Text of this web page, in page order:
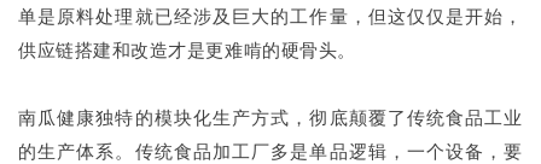
单是原料处理就已经涉及巨大的工作量，但这仅仅是开始，
供应链搭建和改造才是更难啃的硬骨头。
南瓜健康独特的模块化生产方式，彻底颠覆了传统食品工业
的生产体系。传统食品加工厂多是单品逻辑，一个设备，要